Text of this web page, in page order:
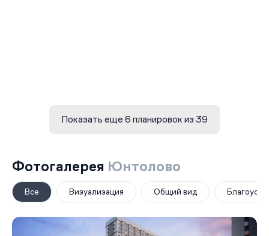
Показать еще 6 планировок из 39
Фотогалерея Юнтолово
Все Визуализация Общий вид